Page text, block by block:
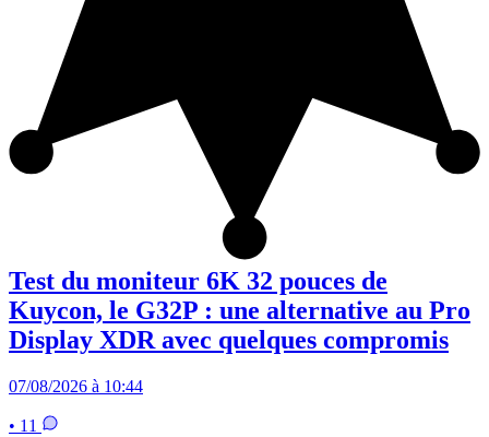
Test du moniteur 6K 32 pouces de
Kuycon, le G32P : une alternative au Pro
Display XDR avec quelques compromis
07/08/2026 à 10:44
• 11